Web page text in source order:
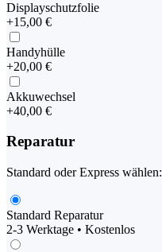
Displayschutzfolie
+15,00 €
Handyhülle
+20,00 €
Akkuwechsel
+40,00 €
Reparatur
Standard oder Express wählen:
Standard Reparatur
2-3 Werktage • Kostenlos